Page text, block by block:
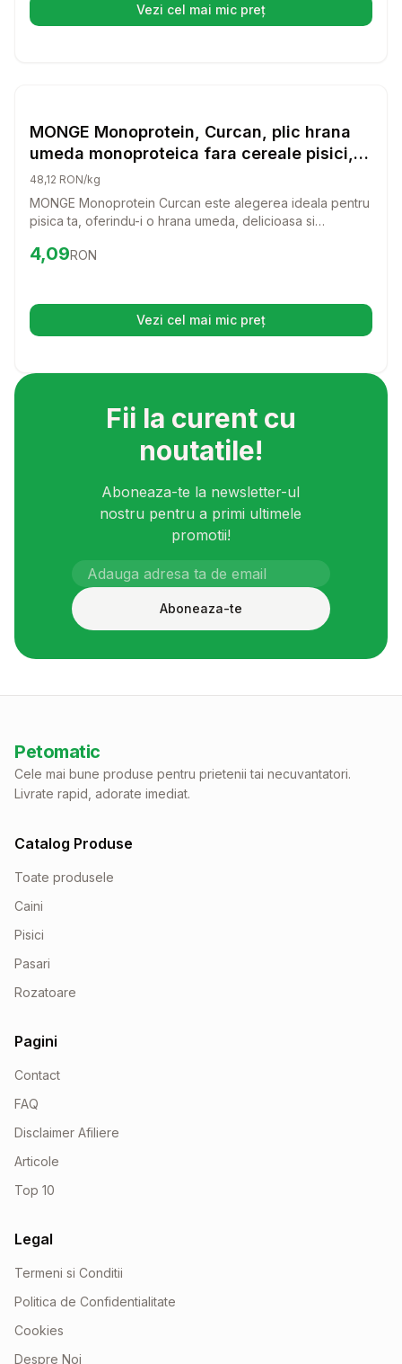
Vezi cel mai mic preț(se deschide într-o filă nouă)
Hrana Umeda Pisici
MONGE Monoprotein, Curcan, plic hrana
umeda monoproteica fara cereale pisici,
(pate), 85g
48,12 RON/kg
MONGE Monoprotein Curcan este alegerea ideala pentru
pisica ta, oferindu-i o hrana umeda, delicioasa si
ingrediente de calitate, acest pate va transforma fiecare
Preț:4.09
4,09RON
Vezi cel mai mic preț(se deschide într-o filă nouă)
Fii la curent cu
noutatile!
Aboneaza-te la newsletter-ul
nostru pentru a primi ultimele
promotii!
Aboneaza-te
Petomatic
Cele mai bune produse pentru prietenii tai necuvantatori.
Livrate rapid, adorate imediat.
Catalog Produse
Toate produsele
Caini
Pisici
Pasari
Rozatoare
Pagini
Contact
FAQ
Disclaimer Afiliere
Articole
Top 10
Legal
Termeni si Conditii
Politica de Confidentialitate
Cookies
Despre Noi